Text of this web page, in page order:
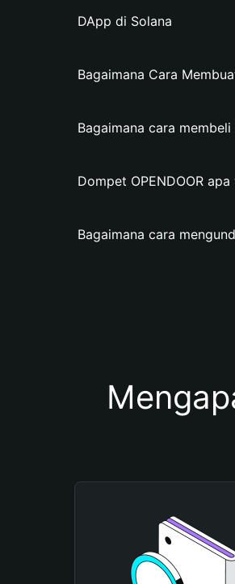
DApp di Solana
Bagaimana Cara
Bagaimana cara membeli
Dompet OPENDOOR
Bagaimana cara